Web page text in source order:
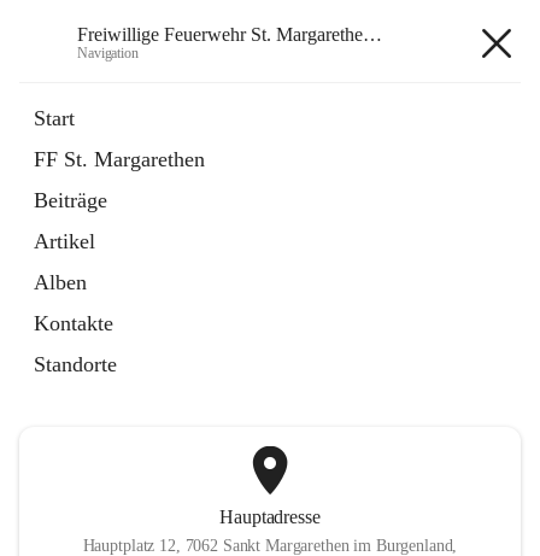
Freiwillige Feuerwehr St. Margarethen im Burgenland
Navigation
Start
FF St. Margarethen
Beiträge
Artikel
Alben
Kontakte
Standorte
Margarethen im Burgenland
Instagram
öffnet
in
neuem
Tab
Externe Webseite
in
Tab
Hauptadresse
Hauptplatz 12, 7062 Sankt Margarethen im Burgenland,